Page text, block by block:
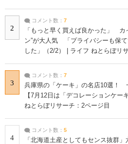
2
コメント数： 7
「もっと早く買えば良かった」 カ
ン”が大人気 「プライバシーも保
した」（2/2） | ライフ ねとらぼリ
3
コメント数： 7
兵庫県の「ケーキ」の名店10選！
【7月12日は「デコレーションケー
ねとらぼリサーチ：2ページ目
4
コメント数： 5
「北海道土産としてもセンス抜群